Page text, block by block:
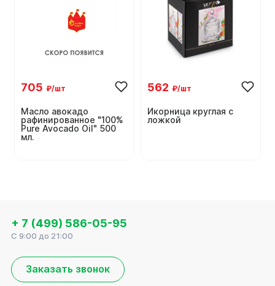
705 ₽/шт
Масло авокадо
рафинированное "100%
Pure Avocado Oil" 500
мл.
562 ₽/шт
Икорница круглая с
ложкой
+ 7 (499) 586-05-95
C 9:00 до 21:00
Заказать звонок